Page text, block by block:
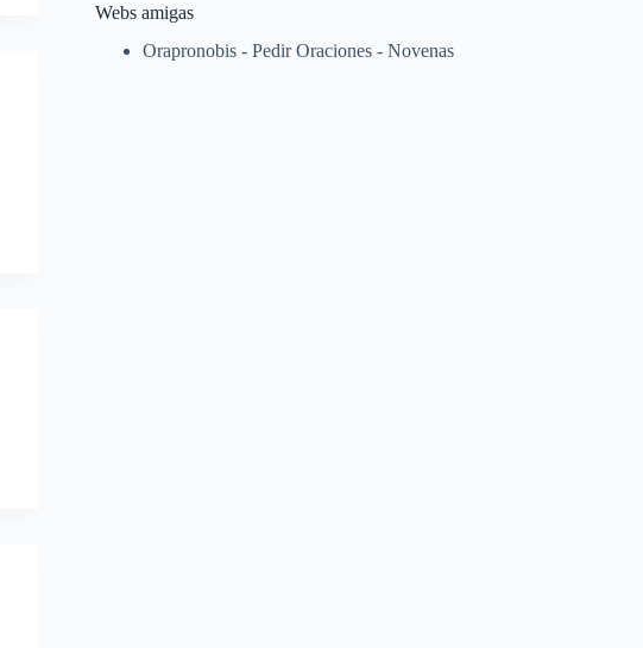
Webs amigas
Orapronobis - Pedir Oraciones - Novenas